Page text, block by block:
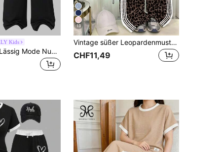
Kids
2 Stücke/Set Lässig Mode Numeri Muster V-Ausschnitt Top und weite Beine Sporthose Anzug für Teenager Mädchen
13
Vintage süßer Leopardenmuster, sportlich weißer Kontrast mit vier Streifen, Ritterpferd, Teenager Mädchen lässiges Urlaubs Sommer 2-teiliges Set, geeignet für alle Jahreszeiten, Outdoor Picknick, Ausflug, Straßenfotografie, Campus, Chill Chill, Schulanfang, Y2K
CHF11,49